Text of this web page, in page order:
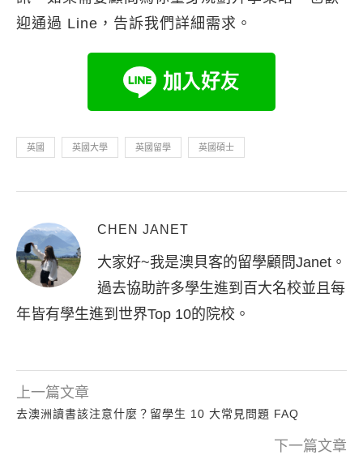
迎通過 Line，告訴我們詳細需求。
英國 英國大學 英國留學 英國碩士
CHEN JANET
大家好~我是澳貝客的留學顧問Janet。
過去協助許多學生進到百大名校並且每
年皆有學生進到世界Top 10的院校。
上一篇文章
去澳洲讀書該注意什麼？留學生 10 大常見問題 FAQ
下一篇文章